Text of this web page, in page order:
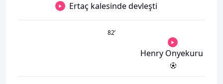
Ertaç kalesinde devleşti
82’
Henry Onyekuru